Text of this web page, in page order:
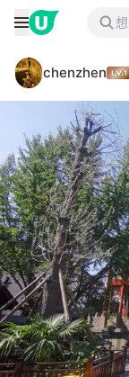
chenzhen